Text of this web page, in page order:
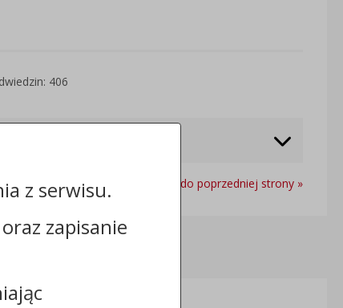
406
Powrót do poprzedniej strony »
dodatkowe:
z serwisu.
zapisanie